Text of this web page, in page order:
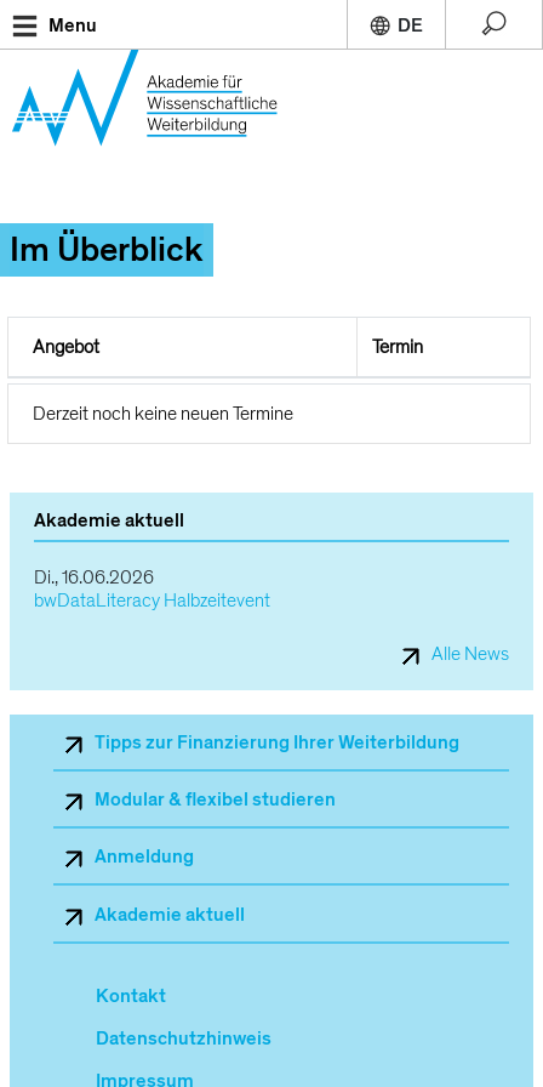
Direkt
zum
Menu
Im Überblick
Angebot Termin
Derzeit noch keine neuen Termine
Akademie aktuell
Di., 16.06.2026
bwDataLiteracy Halbzeitevent
Alle News
Sekundärnavigation_Mobile
Tipps zur Finanzierung Ihrer Weiterbildung
Modular & flexibel studieren
Anmeldung
Akademie aktuell
Kontakt
Datenschutzhinweis
Impressum